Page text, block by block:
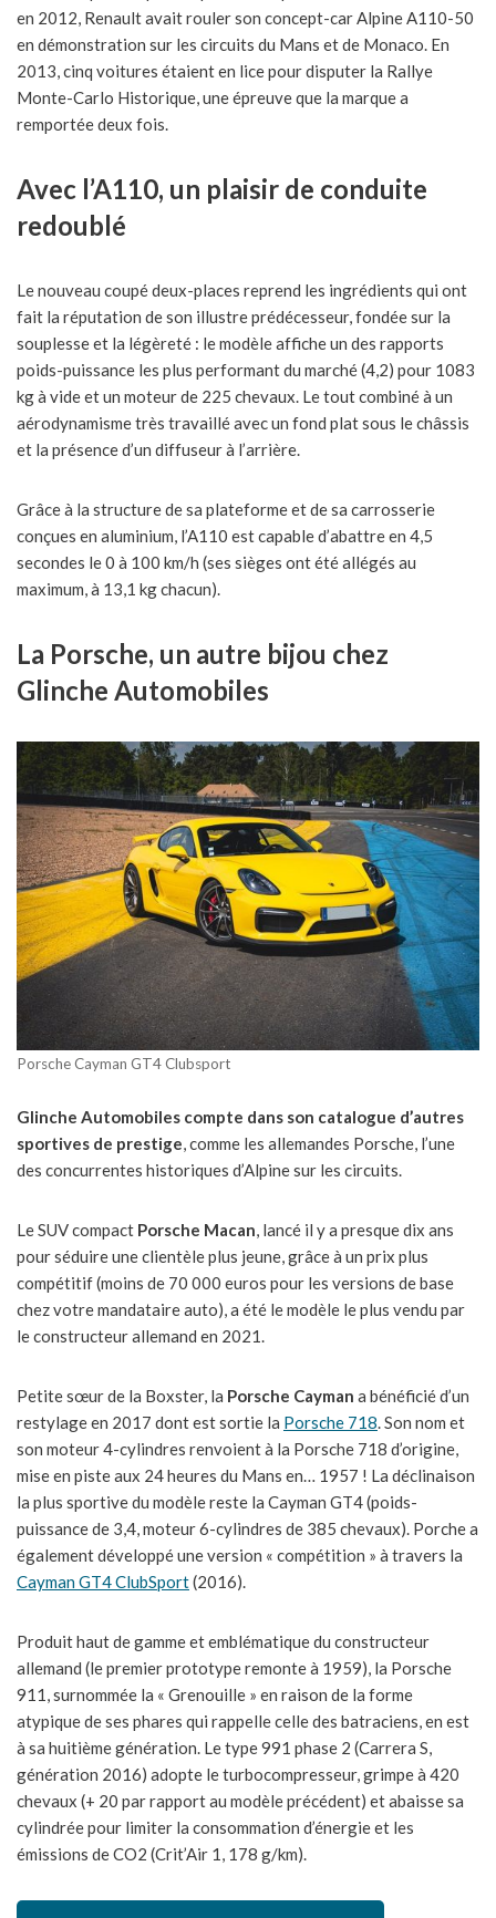
en 2012, Renault avait rouler son concept-car Alpine A110-50
en démonstration sur les circuits du Mans et de Monaco. En
2013, cinq voitures étaient en lice pour disputer la Rallye
Monte-Carlo Historique, une épreuve que la marque a
remportée deux fois.
Avec l’A110, un plaisir de conduite
redoublé
Le nouveau coupé deux-places reprend les ingrédients qui ont
fait la réputation de son illustre prédécesseur, fondée sur la
souplesse et la légèreté : le modèle affiche un des rapports
poids-puissance les plus performant du marché (4,2) pour 1083
kg à vide et un moteur de 225 chevaux. Le tout combiné à un
aérodynamisme très travaillé avec un fond plat sous le châssis
et la présence d’un diffuseur à l’arrière.
Grâce à la structure de sa plateforme et de sa carrosserie
conçues en aluminium, l’A110 est capable d’abattre en 4,5
secondes le 0 à 100 km/h (ses sièges ont été allégés au
maximum, à 13,1 kg chacun).
La Porsche, un autre bijou chez
Glinche Automobiles
Porsche Cayman GT4 Clubsport
Glinche Automobiles compte dans son catalogue d’autres
sportives de prestige, comme les allemandes Porsche, l’une
des concurrentes historiques d’Alpine sur les circuits.
Le SUV compact Porsche Macan, lancé il y a presque dix ans
pour séduire une clientèle plus jeune, grâce à un prix plus
compétitif (moins de 70 000 euros pour les versions de base
chez votre mandataire auto), a été le modèle le plus vendu par
le constructeur allemand en 2021.
Petite sœur de la Boxster, la Porsche Cayman a bénéficié d’un
restylage en 2017 dont est sortie la Porsche 718. Son nom et
son moteur 4-cylindres renvoient à la Porsche 718 d’origine,
mise en piste aux 24 heures du Mans en… 1957 ! La déclinaison
la plus sportive du modèle reste la Cayman GT4 (poids-
puissance de 3,4, moteur 6-cylindres de 385 chevaux). Porche a
également développé une version « compétition » à travers la
Cayman GT4 ClubSport(2016).
Produit haut de gamme et emblématique du constructeur
allemand (le premier prototype remonte à 1959), la Porsche
911, surnommée la « Grenouille » en raison de la forme
atypique de ses phares qui rappelle celle des batraciens, en est
à sa huitième génération. Le type 991 phase 2 (Carrera S,
génération 2016) adopte le turbocompresseur, grimpe à 420
chevaux (+ 20 par rapport au modèle précédent) et abaisse sa
cylindrée pour limiter la consommation d’énergie et les
émissions de CO2 (Crit’Air 1, 178 g/km).